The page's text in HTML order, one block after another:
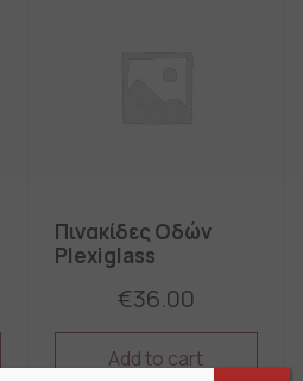
Πινακίδες Οδών
Plexiglass
€36.00
Add to cart